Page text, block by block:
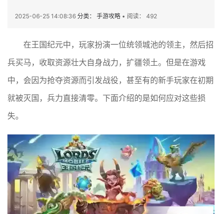
2025-06-25 14:08:36 分类： 手游攻略 • 阅读： 492
在王国纪元中，玩家扮演一位统领城池的领主，然后招
兵买马，收取资源壮大自身战力，扩疆领土。但是在游戏
中，会因为抢夺资源而引发战役，甚至有的新手玩家在初期
就被灭国，兵力直接清零。下面介绍的是如何应对这些损
失。